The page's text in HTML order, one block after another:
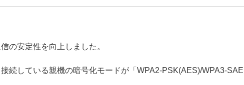
の安定性を向上しました。
続している親機の暗号化モードが「WPA2-PSK(AES)/WPA3-